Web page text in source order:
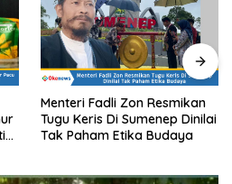
Menteri Fadli Zon Resmikan
Tugu Keris Di Sumenep Dinilai
Tak Paham Etika Budaya